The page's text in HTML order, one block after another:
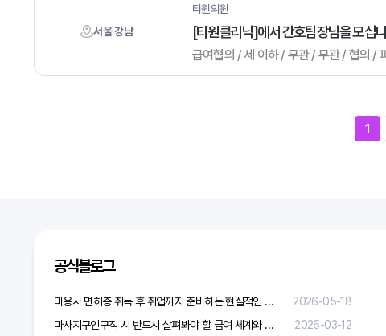
서울 강남
티원의원
[티원클리닉]에서 간호팀장님을 모십
급여협의 / 세 이하 / 무관 / 무관 / 협의 /
1
공식블로그
미용사 면허증 취득 후 취업까지 준비하는 현실적인 방법
2026-05-18
마사지구인구직 시 반드시 살펴봐야 할 급여 체계와 합리적 보상 가이드
2026-03-12